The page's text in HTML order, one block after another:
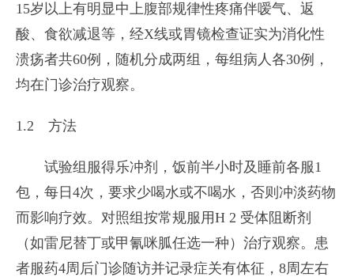
15岁以上有明显中上腹部规律性疼痛伴嗳气、返
酸、食欲减退等，经X线或胃镜检查证实为消化性
溃疡者共60例，随机分成两组，每组病人各30例，
均在门诊治疗观察。
1.2 方法
试验组服得乐冲剂，饭前半小时及睡前各服1
包，每日4次，要求少喝水或不喝水，否则冲淡药物
而影响疗效。对照组按常规服用H 2 受体阻断剂
（如雷尼替丁或甲氰咪胍任选一种）治疗观察。患
者服药4周后门诊随访并记录症关有体征，8周左右